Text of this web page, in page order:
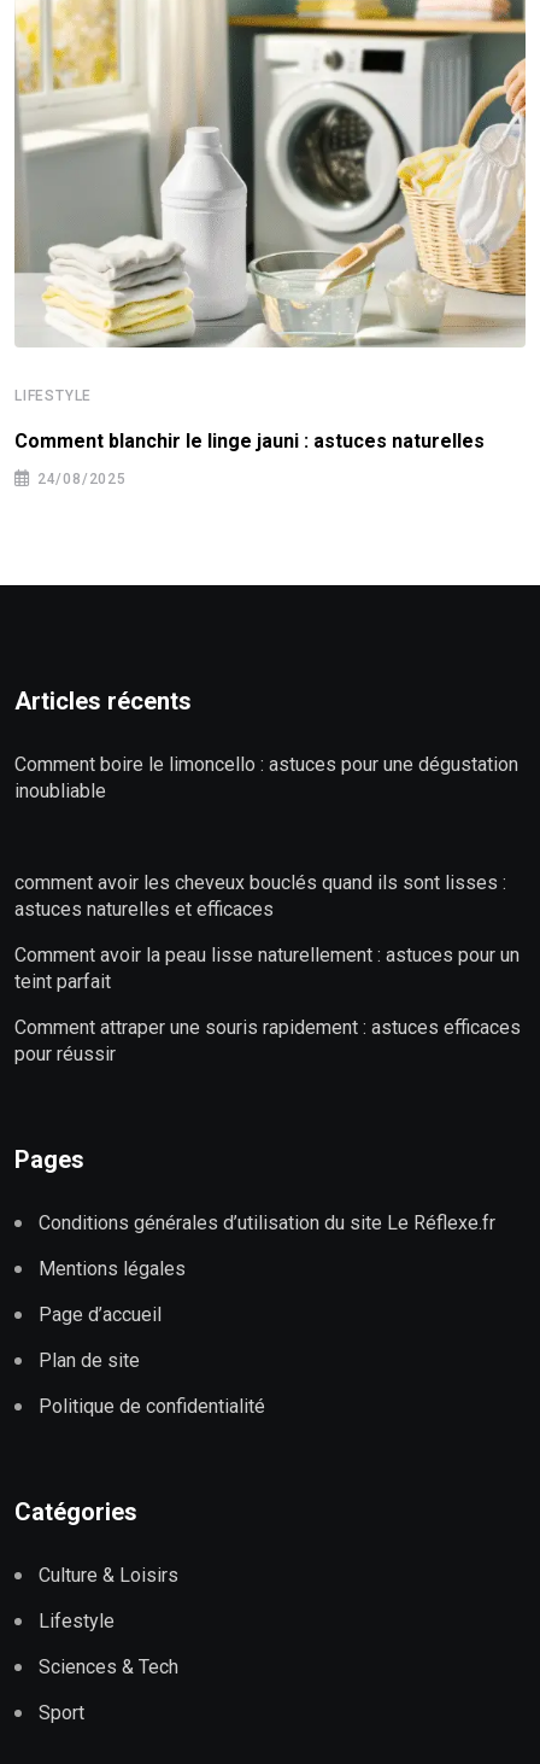
LIFESTYLE
Comment blanchir le linge jauni : astuces naturelles
24/08/2025
Articles récents
Comment boire le limoncello : astuces pour une dégustation
inoubliable
comment avoir les cheveux bouclés quand ils sont lisses :
astuces naturelles et efficaces
Comment avoir la peau lisse naturellement : astuces pour un
teint parfait
Comment attraper une souris rapidement : astuces efficaces
pour réussir
Pages
Conditions générales d’utilisation du site Le Réflexe.fr
Mentions légales
Page d’accueil
Plan de site
Politique de confidentialité
Catégories
Culture & Loisirs
Lifestyle
Sciences & Tech
Sport